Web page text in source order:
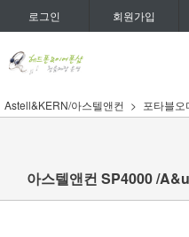
로그인 회원가입
Astell&KERN/아스텔앤컨 포타블오
아스텔앤컨 SP4000 /